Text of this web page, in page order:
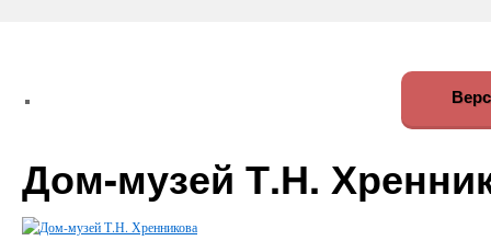
Дом-музей Т.Н.